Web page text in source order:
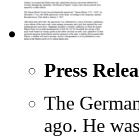
Press
The
ago. He